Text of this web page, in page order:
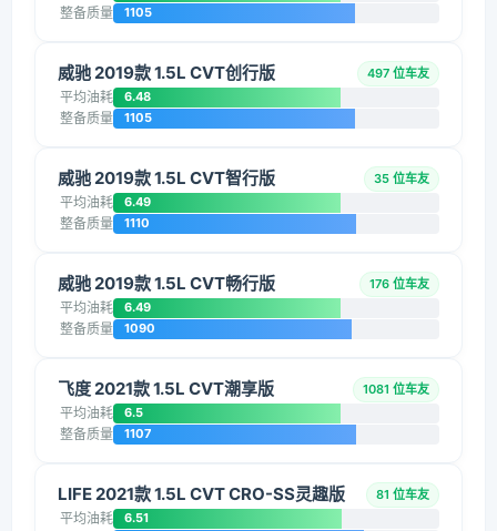
整备质量 1105
威驰 2019款 1.5L CVT创行版 497 位车友
平均油耗 6.48
整备质量 1105
威驰 2019款 1.5L CVT智行版 35 位车友
平均油耗 6.49
整备质量 1110
威驰 2019款 1.5L CVT畅行版 176 位车友
平均油耗 6.49
整备质量 1090
飞度 2021款 1.5L CVT潮享版 1081 位车友
平均油耗 6.5
整备质量 1107
LIFE 2021款 1.5L CVT CRO-SS灵趣版 81 位车友
平均油耗 6.51